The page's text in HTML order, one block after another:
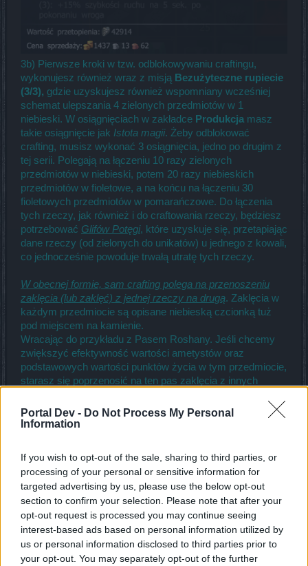
Portal Dev - Do Not Process My Personal
Information
If you wish to opt-out of the sale, sharing to third parties, or
processing of your personal or sensitive information for
targeted advertising by us, please use the below opt-out
section to confirm your selection. Please note that after your
opt-out request is processed you may continue seeing
interest-based ads based on personal information utilized by
us or personal information disclosed to third parties prior to
your opt-out. You may separately opt-out of the further
3b) Pierwsze kroki w tzw. odblokowywaniu craftingu,
wykonujesz również wraz z misją Bezużyteczne rupiecie
(3/3), gdzie uzyskujesz również wspomniany wcześniej
schemat ulepszania 4 zielonych przedmiotów w 1
niebieski. W osiągnięciach w zakładce Produkcja masz
takie osiągnięcie jak Istota magii. Żeby odblokować
crafting, musisz wykonać 3 osiągnięcia, jedno po drugim z
tej serii. Polegają na łączeniu 10 razy zielonych
przedmiotów w niebieski, potem 20 razy niebieskich
przedmiotów w fioletowe, a na końcu na łączeniu 30
fioletowych przedmiotów w pomarańczowe. Do łączenia
tych rzeczy, jak również i do craftowania rzeczy, będziesz
potrzebować Glifów Potęgi, które uzyskuje się, przetapiając
dane rzeczy (od zielonych do unikatów) u jednego z kowali,
co jednocześnie powoduje trwałą utratę tych rzeczy.
W obecnej formie, sam crafting polega na przenoszeniu
zaklęcia (lub zaklęć) z jednej rzeczy na drugą. Zaklęcia w
każdym przedmiocie są opisane niebieską czcionką tuż
pod miejscem na kamienie.
Wracając do przykładu z Pasem Roshany. Jeśli chcemy
zwiększyć efektywność wartości ametystów oraz
podstawowych wartości punktów życia w tym przedmiocie,
starasz się poprzenosić na ten pas zaklęcia z innych
zaklęcia tego samego rodzaju - w tym przypadku chodzi o
te z punktami życia. Im wyższe wartości procentowe będą
4. Pytanie też było o sekretne kryjówki - one pojawiają się
po pokonaniu większości przeciwników o randze bossa.
Sep 10, 2022
abrakadabraqwerlikes this.